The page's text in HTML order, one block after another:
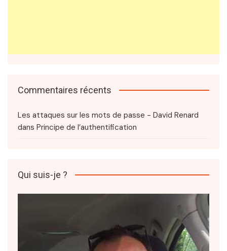
Commentaires récents
Les attaques sur les mots de passe - David Renard
dans Principe de l’authentification
Qui suis-je ?